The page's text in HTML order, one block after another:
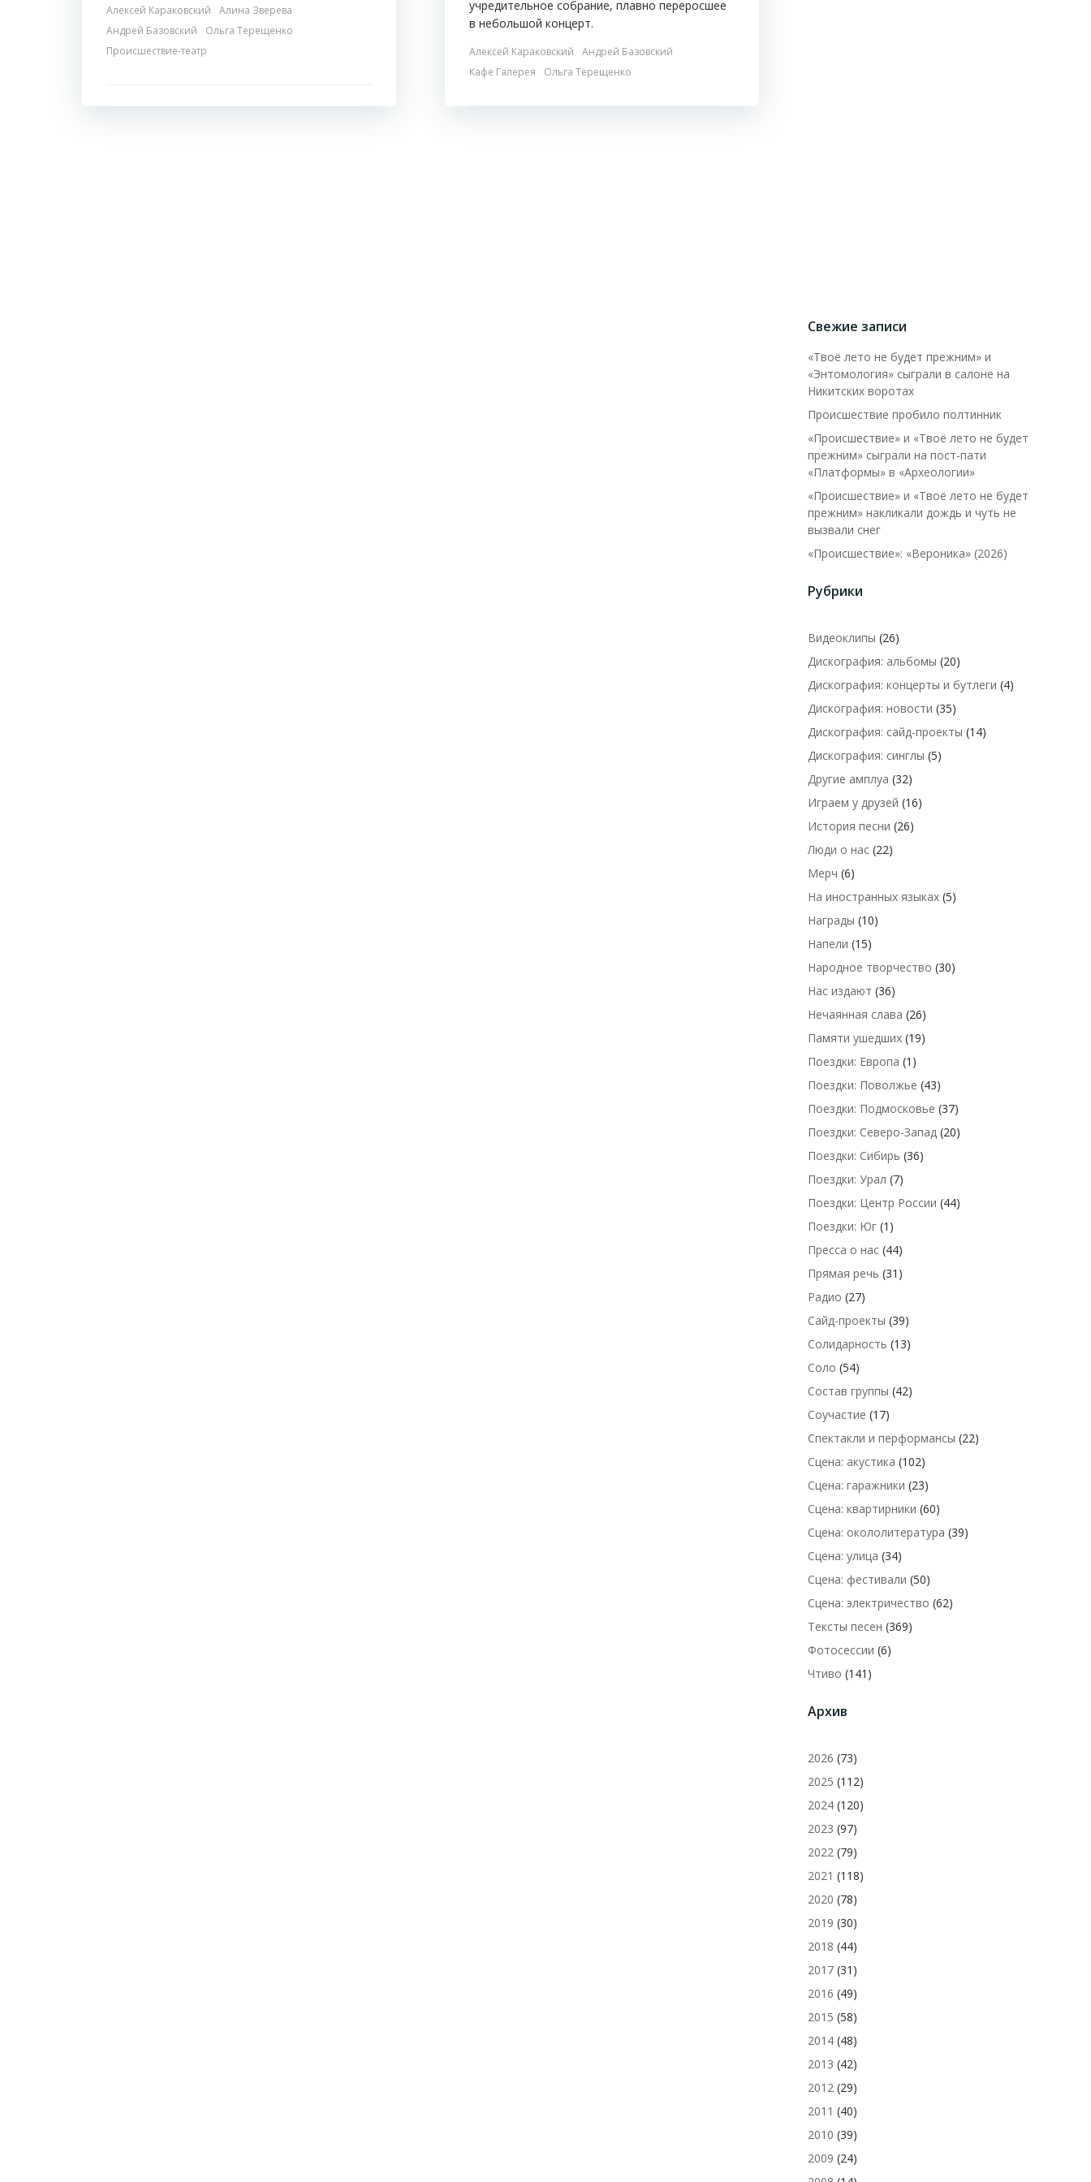
Алексей Караковский
Алина Зверева
Андрей Базовский
Ольга Терещенко
Происшествие-театр
учредительное собрание, плавно переросшее
в небольшой концерт.
Алексей Караковский
Андрей Базовский
Кафе Галерея
Ольга Терещенко
Свежие записи
«Твоё лето не будет прежним» и
«Энтомология» сыграли в салоне на
Никитских воротах
Происшествие пробило полтинник
«Происшествие» и «Твоё лето не будет
прежним» сыграли на пост-пати
«Платформы» в «Археологии»
«Происшествие» и «Твоё лето не будет
прежним» накликали дождь и чуть не
вызвали снег
«Происшествие»: «Вероника» (2026)
Рубрики
Видеоклипы (26)
Дискография: альбомы (20)
Дискография: концерты и бутлеги (4)
Дискография: новости (35)
Дискография: сайд-проекты (14)
Дискография: синглы (5)
Другие амплуа (32)
Играем у друзей (16)
История песни (26)
Люди о нас (22)
Мерч (6)
На иностранных языках (5)
Награды (10)
Напели (15)
Народное творчество (30)
Нас издают (36)
Нечаянная слава (26)
Памяти ушедших (19)
Поездки: Европа (1)
Поездки: Поволжье (43)
Поездки: Подмосковье (37)
Поездки: Северо-Запад (20)
Поездки: Сибирь (36)
Поездки: Урал (7)
Поездки: Центр России (44)
Поездки: Юг (1)
Пресса о нас (44)
Прямая речь (31)
Радио (27)
Сайд-проекты (39)
Солидарность (13)
Соло (54)
Состав группы (42)
Соучастие (17)
Спектакли и перформансы (22)
Сцена: акустика (102)
Сцена: гаражники (23)
Сцена: квартирники (60)
Сцена: окололитература (39)
Сцена: улица (34)
Сцена: фестивали (50)
Сцена: электричество (62)
Тексты песен (369)
Фотосессии (6)
Чтиво (141)
Архив
2026 (73)
2025 (112)
2024 (120)
2023 (97)
2022 (79)
2021 (118)
2020 (78)
2019 (30)
2018 (44)
2017 (31)
2016 (49)
2015 (58)
2014 (48)
2013 (42)
2012 (29)
2011 (40)
2010 (39)
2009 (24)